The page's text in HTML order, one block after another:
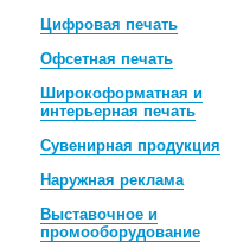
Цифровая печать
Офсетная печать
Широкоформатная и
интерьерная печать
Сувенирная продукция
Наружная реклама
Выставочное и
промооборудование